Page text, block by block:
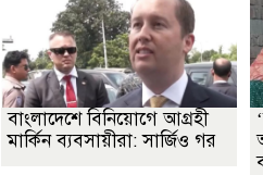
বাংলাদেশে বিনিয়োগে আগ্রহী
মার্কিন ব্যবসায়ীরা: সার্জিও গর